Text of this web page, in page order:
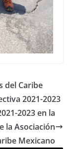
del Caribe
2021-2023
2023 en la
la Asociación
Mexicano